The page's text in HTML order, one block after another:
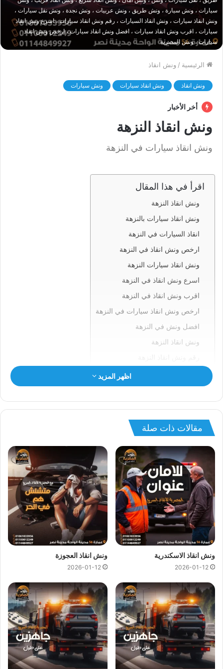
سيارات ، ونش سيارة ، ونش طريق ، ونش عربيات ، ونش نجدة ، ونش نقل سيارات ،
ونش انقاذ سيارات ، ونش انقاذ السيارات ، رقم ونش انقاذ سيارات ، اسرع ونش انقاذ
سيارات ، اقرب ونش انقاذ سيارات ، افضل ونش انقاذ سيارات ، ارخص ونش انقاذ
سيارات ، ونش المصرية
الرئيسية / ونش انقاذ
ونش انقاذ ونش انقاذ سيارات ونش سيارات
أخر الأخبار
ونش انقاذ النزهة
ونش انقاذ سيارات في النزهة
اقرأ في هذا المقال
ونش انقاذ النزهة
ونش انقاذ سيارات بالنزهة
انقاذ السيارات في النزهة
ارخص ونش انقاذ في النزهة
ونش انقاذ سيارات النزهة
اسرع ونش انقاذ في النزهة
اقرب ونش انقاذ في النزهة
ارخص ونش انقاذ سيارات في النزهة
افضل ونش في النزهة
ونش انقاذ النزهة
ونش سيارات النزهة
انقاذ السيارات بالنزهة
ونش انقاذ النزهة
ونش النزهة
ونش انقاذ النزهة
ونش انقاذ النزهةاسرع و ارخصونش انقاذ
في النزهة بخصم 50%
لأننا ارخص ونش انقاذفي النزهة ونتميز باننااسرع ونش انقاذفي
النزهة وسعر ونش انقاذثابت لدينا ولن يتم مطالبتك بأي رسوم
إضافية أو إكرامية لان اسعار ونش انقاذ سيارات
لدينا تعتبر رمزية
لأننا نمتلكونش انقاذ قريبونقدم خدماتنا بارخص سعر و بأعلى
اقرب ونش انقاذفي النزهة ،فريق المساعدة على اتم الاستعداد
وجاهز دائما لمساعدتك في اي وقت خلال النهار او الليل لمساعدتك
تشمل خدمات الانقاذ السريع للسيارات في النزهة علي ما يلي:
انقاذالسيارات
نقل السيارات
اظهر المزيد
مقالات ذات صلة
ونش انقاذ الاسكندرية
2026-01-12
ونش انقاذ العجوزة
2026-01-12